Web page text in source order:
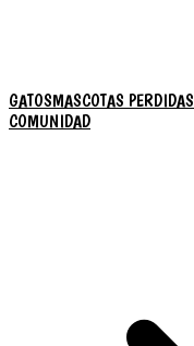
GATOSMASCOTAS PERDIDAS
COMUNIDAD